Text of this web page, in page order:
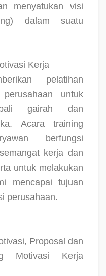
menyatukan visi
dalam suatu
Kerja
pelatihan
untuk
gairah dan
Acara training
berfungsi
kerja dan
untuk melakukan
mencapai tujuan
perusahaan.
Proposal dan
Motivasi Kerja